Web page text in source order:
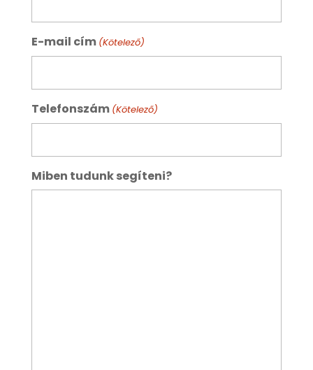
E-mail cím (Kötelező)
Telefonszám (Kötelező)
Miben tudunk segíteni?